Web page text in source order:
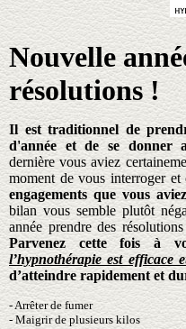
Nouvelle
résolutions !
Il est traditionnel de
d'année et de se donner
dernière vous aviez
moment de vous interroger
engagements que vous
bilan vous semble plutôt
année prendre des
Parvenez cette fois à
l’hypnothérapie est efficace
d’atteindre rapidement et
- Arrêter de fumer
- Maigrir de plusieurs kilos